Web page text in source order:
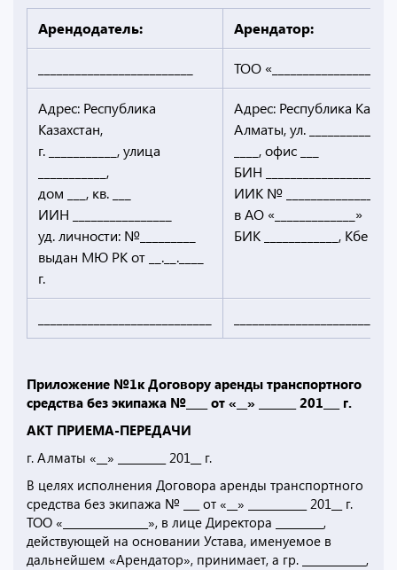
Арендодатель: Арендатор:
ТОО
Адрес: Республика
Казахстан,
г. ___________, улица
___________,
дом ___, кв. ___
ИИН ________________
уд. личности: №_________
выдан МЮ РК от __.__.____
г.
Адрес: Республика
Алматы, ул.
____, офис ___
БИН __________________
ИИК № __________________
в АО «_____________»
БИК ____________, Кбе
Приложение №1к Договору аренды транспортного
средства без экипажа №____ от «__» _______ 201___ г.
АКТ ПРИЕМА-ПЕРЕДАЧИ
г. Алматы «__» _________ 201__ г.
В целях исполнения Договора аренды транспортного
средства без экипажа № ___ от «__» ___________ 201__ г.
ТОО «________________», в лице Директора _________,
действующей на основании Устава, именуемое в
дальнейшем «Арендатор», принимает, а гр. ____________,